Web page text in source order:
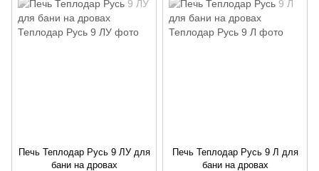
Печь Теплодар Русь 9 ЛУ для
бани на дровах
Печь Теплодар Русь 9 Л для
бани на дровах